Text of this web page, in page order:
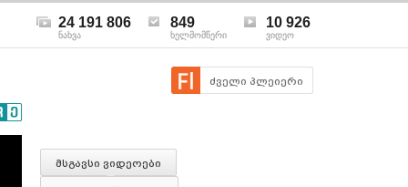
24 191 806
ნახვა
849
ხელმომწერი
10 926
ვიდეო
ძველი პლეიერი
მსგავსი ვიდეოები